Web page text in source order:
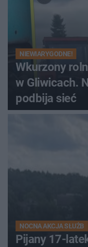
NIEWIARYGODNE!
Wkurzony
w Gliwicach.
podbija sieć
NOCNA AKCJA SŁUŻB
Pijany 17-